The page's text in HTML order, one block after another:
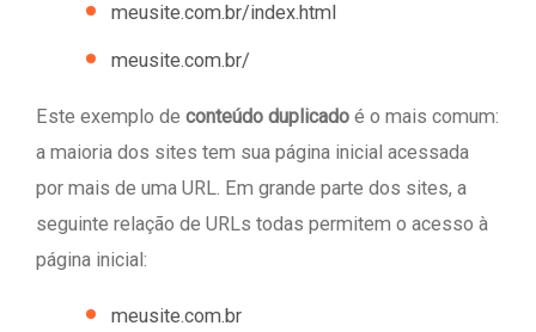
meusite.com.br/index.html
meusite.com.br/
Este exemplo de conteúdo duplicado é o mais comum:
a maioria dos sites tem sua página inicial acessada
por mais de uma URL. Em grande parte dos sites, a
seguinte relação de URLs todas permitem o acesso à
página inicial:
meusite.com.br